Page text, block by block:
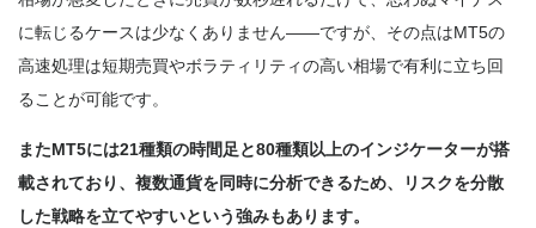
に転じるケースは少なくありません――ですが、その点はMT5の
高速処理は短期売買やボラティリティの高い相場で有利に立ち回
ることが可能です。
またMT5には21種類の時間足と80種類以上のインジケーターが搭
載されており、複数通貨を同時に分析できるため、リスクを分散
した戦略を立てやすいという強みもあります。